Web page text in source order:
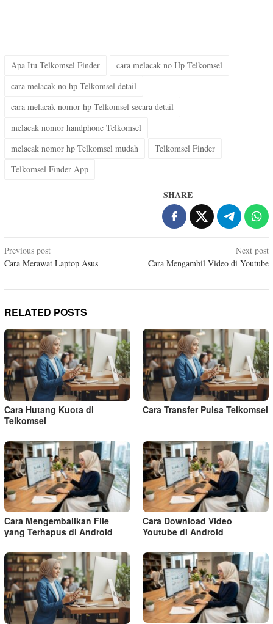
Apa Itu Telkomsel Finder
cara melacak no Hp Telkomsel
cara melacak no hp Telkomsel detail
cara melacak nomor hp Telkomsel secara detail
melacak nomor handphone Telkomsel
melacak nomor hp Telkomsel mudah
Telkomsel Finder
Telkomsel Finder App
SHARE
Post
navigation
Previous post
Cara Merawat Laptop Asus
Next post
Cara Mengambil Video di Youtube
RELATED POSTS
Cara Hutang Kuota di
Telkomsel
Cara Transfer Pulsa Telkomsel
Cara Mengembalikan File
yang Terhapus di Android
Cara Download Video
Youtube di Android